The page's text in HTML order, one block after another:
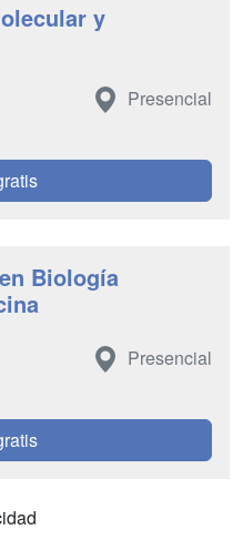
y
Presencial
Biología
Presencial